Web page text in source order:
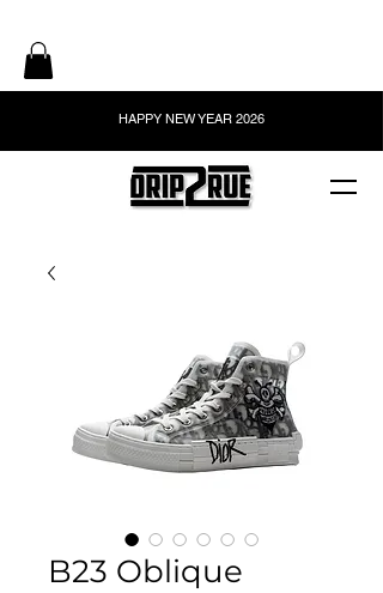
HAPPY NEW YEAR 2026
B23 Oblique